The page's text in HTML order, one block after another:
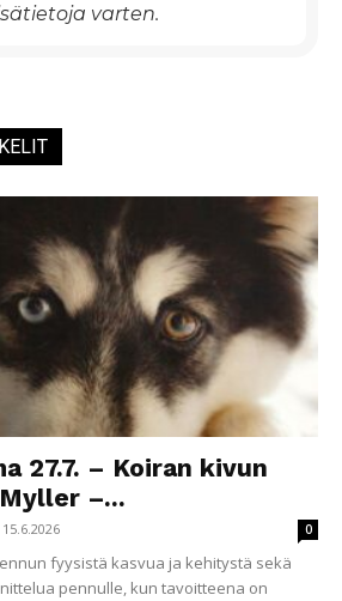
varten.
27.7. – Koiran kivun
–...
15.6.2026 0
fyysistä kasvua ja kehitystä sekä
pennulle, kun tavoitteena on